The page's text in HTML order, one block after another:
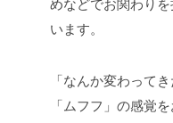
めなどでお関わり
います。
「なんか変わって
「ムフフ」の感覚